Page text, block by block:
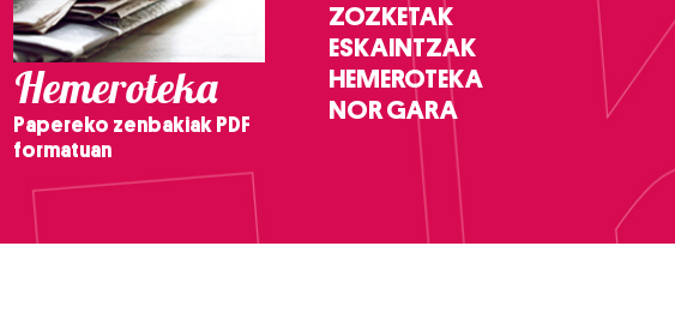
Hemeroteka
Papereko zenbakiak PDF
formatuan
ZOZKETAK
ESKAINTZAK
HEMEROTEKA
NOR GARA